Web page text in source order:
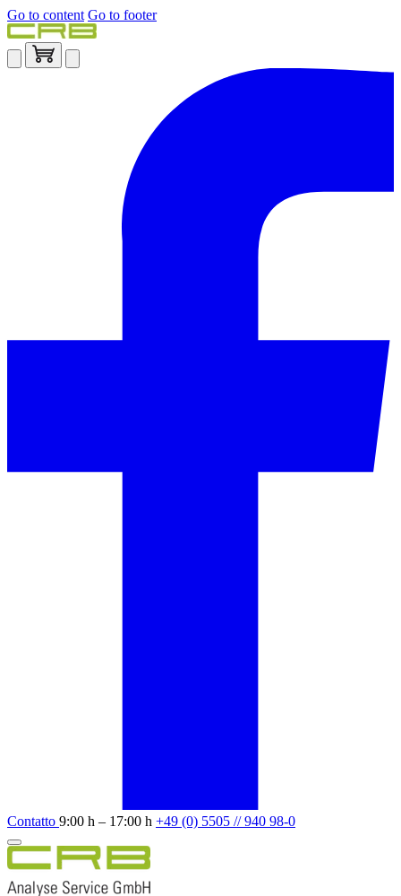
Go to content Go to footer
Contatto 9:00 h – 17:00 h +49 (0) 5505 // 940 98-0